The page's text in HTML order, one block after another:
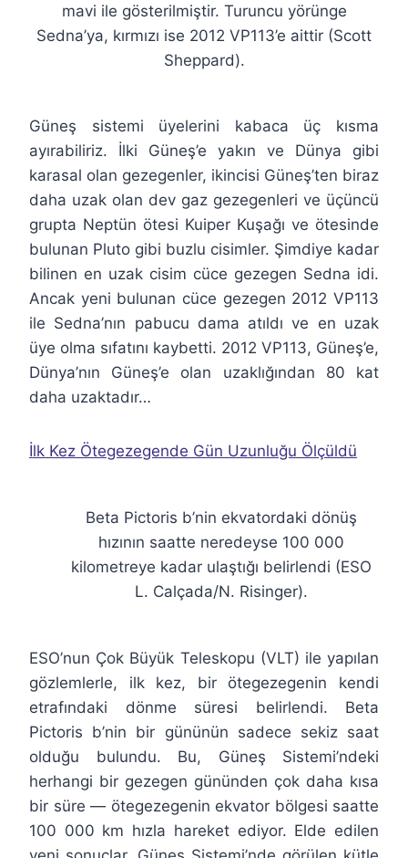
mavi ile gösterilmiştir. Turuncu yörünge
Sedna’ya, kırmızı ise 2012 VP113’e aittir (Scott
Sheppard).
Güneş sistemi üyelerini kabaca üç kısma
ayırabiliriz. İlki Güneş’e yakın ve Dünya gibi
karasal olan gezegenler, ikincisi Güneş’ten biraz
daha uzak olan dev gaz gezegenleri ve üçüncü
grupta Neptün ötesi Kuiper Kuşağı ve ötesinde
bulunan Pluto gibi buzlu cisimler. Şimdiye kadar
bilinen en uzak cisim cüce gezegen Sedna idi.
Ancak yeni bulunan cüce gezegen 2012 VP113
ile Sedna’nın pabucu dama atıldı ve en uzak
üye olma sıfatını kaybetti. 2012 VP113, Güneş’e,
Dünya’nın Güneş’e olan uzaklığından 80 kat
daha uzaktadır…
İlk Kez Ötegezegende Gün Uzunluğu Ölçüldü
Beta Pictoris b’nin ekvatordaki dönüş
hızının saatte neredeyse 100 000
kilometreye kadar ulaştığı belirlendi (ESO
L. Calçada/N. Risinger).
ESO’nun Çok Büyük Teleskopu (VLT) ile yapılan
gözlemlerle, ilk kez, bir ötegezegenin kendi
etrafındaki dönme süresi belirlendi. Beta
Pictoris b’nin bir gününün sadece sekiz saat
olduğu bulundu. Bu, Güneş Sistemi’ndeki
herhangi bir gezegen gününden çok daha kısa
bir süre — ötegezegenin ekvator bölgesi saatte
100 000 km hızla hareket ediyor. Elde edilen